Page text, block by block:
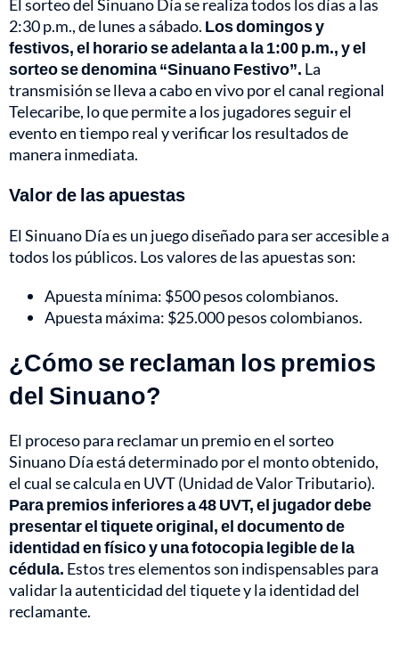
El sorteo del Sinuano Día se realiza todos los días a las
2:30 p.m., de lunes a sábado. Los domingos y
festivos, el horario se adelanta a la 1:00 p.m., y el
sorteo se denomina “Sinuano Festivo”. La
transmisión se lleva a cabo en vivo por el canal regional
Telecaribe, lo que permite a los jugadores seguir el
evento en tiempo real y verificar los resultados de
manera inmediata.
Valor de las apuestas
El Sinuano Día es un juego diseñado para ser accesible a
todos los públicos. Los valores de las apuestas son:
Apuesta mínima: $500 pesos colombianos.
Apuesta máxima: $25.000 pesos colombianos.
¿Cómo se reclaman los premios
del Sinuano?
El proceso para reclamar un premio en el sorteo
Sinuano Día está determinado por el monto obtenido,
el cual se calcula en UVT (Unidad de Valor Tributario).
Para premios inferiores a 48 UVT, el jugador debe
presentar el tiquete original, el documento de
identidad en físico y una fotocopia legible de la
cédula. Estos tres elementos son indispensables para
validar la autenticidad del tiquete y la identidad del
reclamante.